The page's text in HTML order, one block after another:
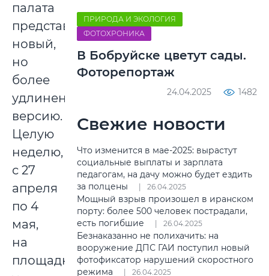
палата
представила
новый,
но
более
удлиненную
версию.
Целую
неделю,
с 27
апреля
по 4
мая,
на
площадке
ПРИРОДА И ЭКОЛОГИЯ
ФОТОХРОНИКА
В Бобруйске цветут сады.
Фоторепортаж
24.04.2025 1482
Свежие новости
Что изменится в мае-2025: вырастут
социальные выплаты и зарплата
педагогам, на дачу можно будет ездить
за полцены
26.04.2025
Мощный взрыв произошел в иранском
порту: более 500 человек пострадали,
есть погибшие
26.04.2025
Безнаказанно не полихачить: на
вооружение ДПС ГАИ поступил новый
фотофиксатор нарушений скоростного
режима
26.04.2025